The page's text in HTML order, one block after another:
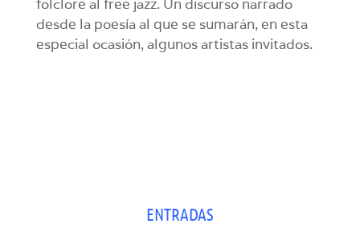
folclore al free jazz. Un discurso narrado
desde la poesía al que se sumarán, en esta
especial ocasión, algunos artistas invitados.
ENTRADAS